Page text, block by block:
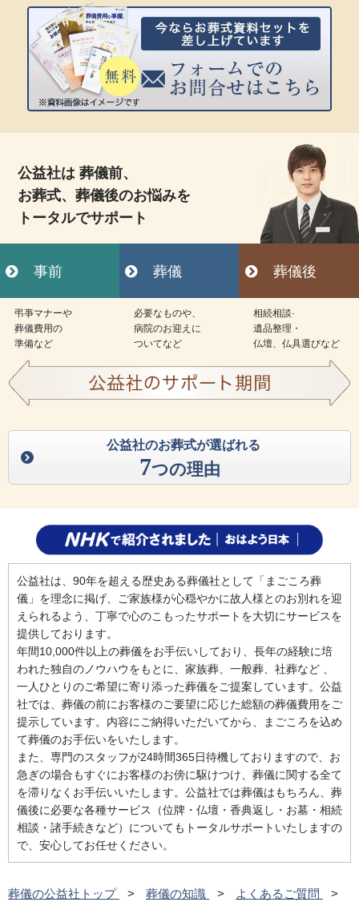
公益社は 葬儀前、
お葬式、葬儀後のお悩みを
トータルでサポート
事前 葬儀 葬儀後
弔亊マナーや
葬儀費用の
準備など
必要なものや、
病院のお迎えに
ついてなど
相続相談·
遺品整理・
仏壇、仏具選びなど
公益社のお葬式が選ばれる
7つの理由
公益社は、90年を超える歴史ある葬儀社として「まごころ葬
儀」を理念に掲げ、ご家族様が心穏やかに故人様とのお別れを迎
えられるよう、丁寧で心のこもったサポートを大切にサービスを
提供しております。
年間10,000件以上の葬儀をお手伝いしており、長年の経験に培
われた独自のノウハウをもとに、家族葬、一般葬、社葬など 、
一人ひとりのご希望に寄り添った葬儀をご提案しています。公益
社では、葬儀の前にお客様のご要望に応じた総額の葬儀費用をご
提示しています。内容にご納得いただいてから、まごころを込め
て葬儀のお手伝いをいたします。
また、専門のスタッフが24時間365日待機しておりますので、お
急ぎの場合もすぐにお客様のお傍に駆けつけ、葬儀に関する全て
を滞りなくお手伝いいたします。公益社では葬儀はもちろん、葬
儀後に必要な各種サービス（位牌・仏壇・香典返し・お墓・相続
相談・諸手続きなど）についてもトータルサポートいたしますの
で、安心してお任せください。
葬儀の公益社トップ 葬儀の知識
よくあるご質問